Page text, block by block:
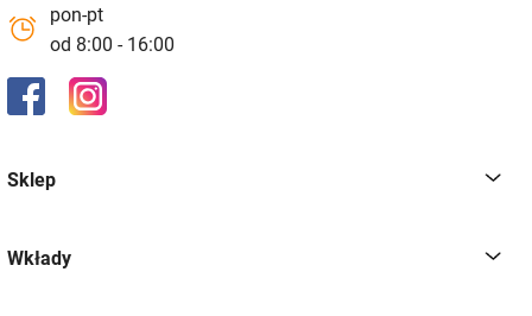
pon-pt
od 8:00 - 16:00
Sklep
Wkłady